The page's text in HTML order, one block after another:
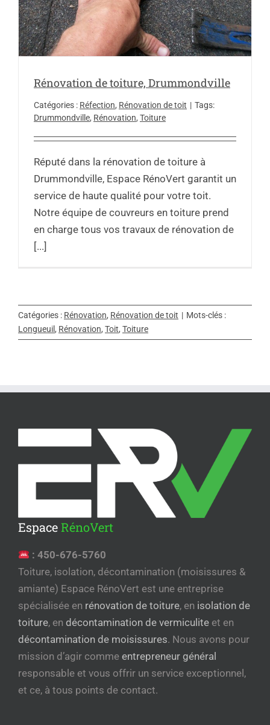
Rénovation de toiture, Drummondville
Catégories : Réfection, Rénovation de toit | Tags:
Drummondville, Rénovation, Toiture
Réputé dans la rénovation de toiture à
Drummondville, Espace RénoVert garantit un
service de haute qualité pour votre toit.
Notre équipe de couvreurs en toiture prend
en charge tous vos travaux de rénovation de
[...]
Catégories : Rénovation, Rénovation de toit | Mots-clés :
Longueuil, Rénovation, Toit, Toiture
EspaceRénoVert
:450-676-5760
Toiture, isolation, décontamination (moisissures &
amiante) Espace RénoVert est une entreprise
spécialisée en rénovation de toiture, en isolation de
toiture, en décontamination de vermiculite et en
décontamination de moisissures. Nous avons pour
mission d’agir comme entrepreneur général
responsable et vous offrir un service exceptionnel,
et ce, à tous points de contact.